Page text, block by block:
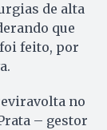
de alta
que
feito, por
no
– gestor